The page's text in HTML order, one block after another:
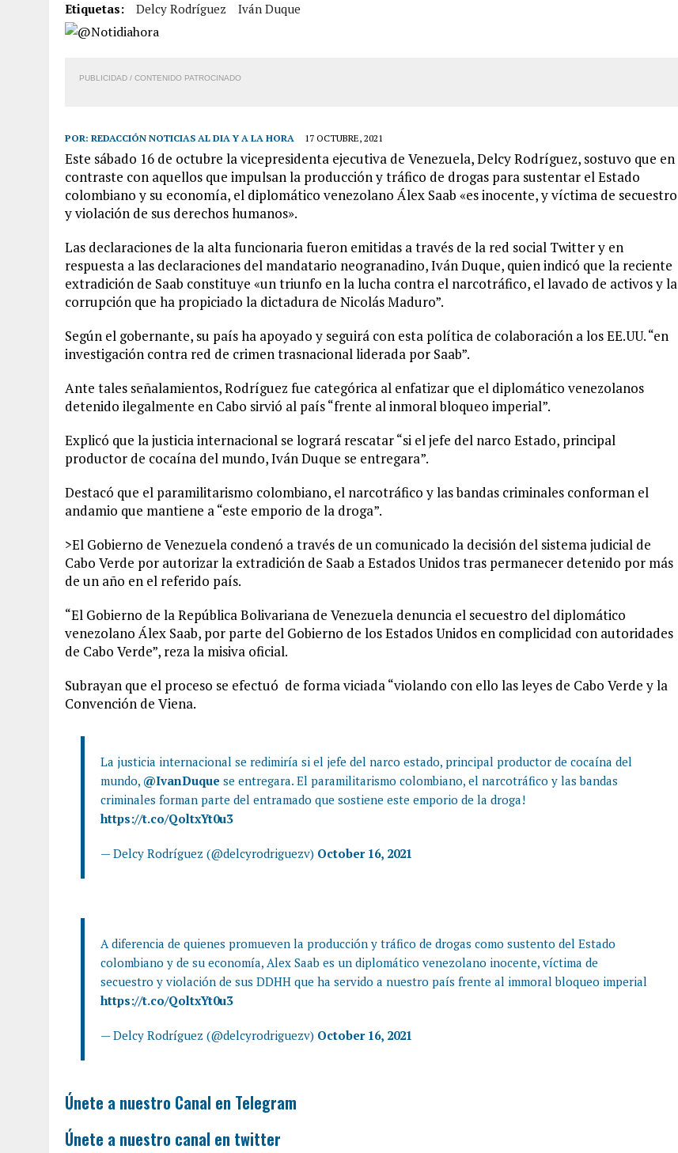
7 AGOSTO, 2026
HOMBRE ASESINÓ A SU TÍA CON UN PUÑAL Y DEJÓ HERIDAS A SU PRIMA Y A OTRO FAMILIAR EN BOLÍVAR
7 AGOSTO, 2026 | LOCALIZARON CUERPO DE ‘LA SEÑORA DE LAS UÑAS BONITAS’ 42 DÍAS DESPUÉS DE LOS TERREMOTOS EN LA GUAIRA
Etiquetas: Delcy Rodríguez Iván Duque
PUBLICIDAD / CONTENIDO PATROCINADO
POR: REDACCIÓN NOTICIAS AL DIA Y A LA HORA 17 OCTUBRE, 2021
Este sábado 16 de octubre la vicepresidenta ejecutiva de Venezuela, Delcy Rodríguez, sostuvo que en
contraste con aquellos que impulsan la producción y tráfico de drogas para sustentar el Estado
colombiano y su economía, el diplomático venezolano Álex Saab «es inocente, y víctima de secuestro
y violación de sus derechos humanos».
Las declaraciones de la alta funcionaria fueron emitidas a través de la red social Twitter y en
respuesta a las declaraciones del mandatario neogranadino, Iván Duque, quien indicó que la reciente
extradición de Saab constituye «un triunfo en la lucha contra el narcotráfico, el lavado de activos y la
corrupción que ha propiciado la dictadura de Nicolás Maduro”.
Según el gobernante, su país ha apoyado y seguirá con esta política de colaboración a los EE.UU. “en
investigación contra red de crimen trasnacional liderada por Saab”.
Ante tales señalamientos, Rodríguez fue categórica al enfatizar que el diplomático venezolanos
detenido ilegalmente en Cabo sirvió al país “frente al inmoral bloqueo imperial”.
Explicó que la justicia internacional se logrará rescatar “si el jefe del narco Estado, principal
productor de cocaína del mundo, Iván Duque se entregara”.
Destacó que el paramilitarismo colombiano, el narcotráfico y las bandas criminales conforman el
andamio que mantiene a “este emporio de la droga”.
>El Gobierno de Venezuela condenó a través de un comunicado la decisión del sistema judicial de
Cabo Verde por autorizar la extradición de Saab a Estados Unidos tras permanecer detenido por más
de un año en el referido país.
“El Gobierno de la República Bolivariana de Venezuela denuncia el secuestro del diplomático
venezolano Álex Saab, por parte del Gobierno de los Estados Unidos en complicidad con autoridades
de Cabo Verde”, reza la misiva oficial.
Subrayan que el proceso se efectuó de forma viciada “violando con ello las leyes de Cabo Verde y la
Convención de Viena.
La justicia internacional se redimiría si el jefe del narco estado, principal productor de cocaína del
mundo, @IvanDuque se entregara. El paramilitarismo colombiano, el narcotráfico y las bandas
criminales forman parte del entramado que sostiene este emporio de la droga!
https://t.co/QoltxYt0u3
— Delcy Rodríguez (@delcyrodriguezv) October 16, 2021
A diferencia de quienes promueven la producción y tráfico de drogas como sustento del Estado
colombiano y de su economía, Alex Saab es un diplomático venezolano inocente, víctima de
secuestro y violación de sus DDHH que ha servido a nuestro país frente al immoral bloqueo imperial
https://t.co/QoltxYt0u3
— Delcy Rodríguez (@delcyrodriguezv) October 16, 2021
Únete a nuestro Canal en Telegram
Únete a nuestro canal en twitter